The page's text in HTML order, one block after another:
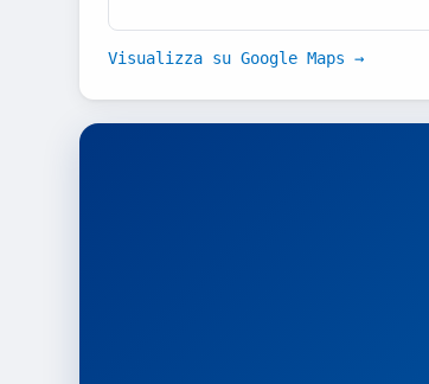
Visualizza su Google Maps →